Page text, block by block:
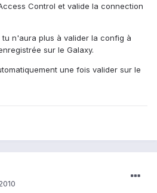
Control et valide la connection
n'aura plus à valider la config à
sur le Galaxy.
une fois valider sur le